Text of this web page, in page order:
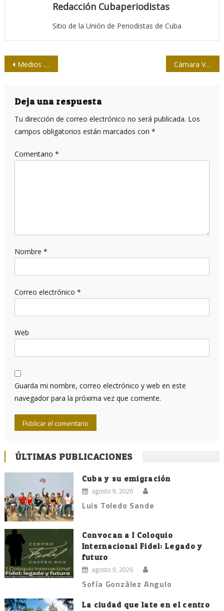
Redacción Cubaperiodistas
Sitio de la Unión de Periodistas de Cuba
Navegación
entradas
Medios españoles arremeten contra la constituyente venezolana Cámara Viva en manos de cinco profesionales de Islavisión
Deja una respuesta
Tu dirección de correo electrónico no será publicada. Los
campos obligatorios están marcados con *
Comentario *
Nombre *
Correo electrónico *
Web
Guarda mi nombre, correo electrónico y web en este
navegador para la próxima vez que comente.
ÚLTIMAS PUBLICACIONES
Cuba y su emigración
agosto 9, 2026
Luis Toledo Sande
Convocan a I Coloquio
Internacional Fidel: Legado y
futuro
agosto 9, 2026
Sofía González Angulo
La ciudad que late en el centro